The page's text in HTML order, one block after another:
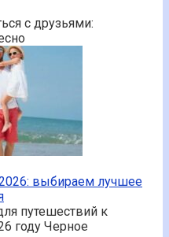
с друзьями:
выбираем лучшее
путешествий к
году Черное